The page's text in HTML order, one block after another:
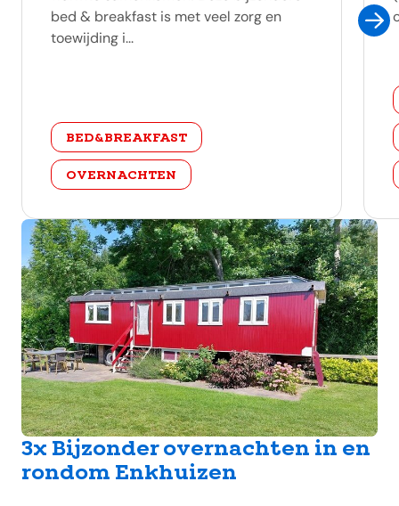
bed & breakfast is met veel zorg en
toewijding i...
categorie
BED&BREAKFAST
OVERNACHTEN
3x Bijzonder overnachten in en
rondom Enkhuizen